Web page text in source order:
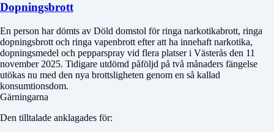
Dopningsbrott
En person har dömts av Döld domstol för ringa narkotikabrott, ringa
dopningsbrott och ringa vapenbrott efter att ha innehaft narkotika,
dopningsmedel och pepparspray vid flera platser i Västerås den 11
november 2025. Tidigare utdömd påföljd på två månaders fängelse
utökas nu med den nya brottsligheten genom en så kallad
konsumtionsdom.
Gärningarna
Den tilltalade anklagades för: